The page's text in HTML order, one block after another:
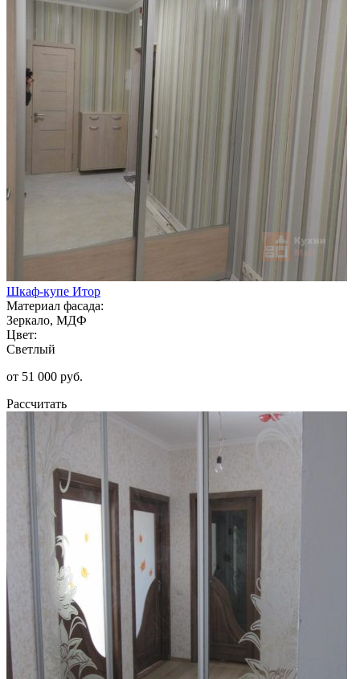
Шкаф-купе Итор
Материал фасада:
Зеркало, МДФ
Цвет:
Светлый
от 51 000 руб.
Рассчитать